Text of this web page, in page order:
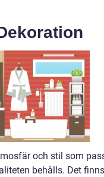
och stil som
behålls. Det